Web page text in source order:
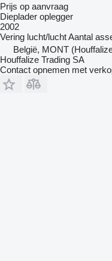
Prijs op aanvraag
Dieplader oplegger
2002
Vering lucht/luchtAantal
België, MONT
Houffalize Trading SA
Contact opnemen met